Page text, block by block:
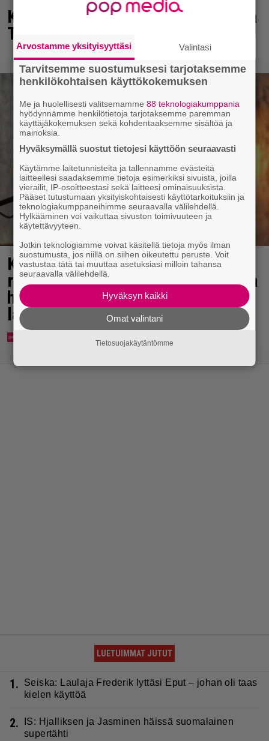
Kaija Koolta ikävä ilmoitus – Juha
Tapio kiirehti apuun
Karita Tykän ja Sami Saikkosen
rakkaus kukoistaa – vähäpukeista
hempeilyä ja leveitä virnistyksiä
laiturilla
LUETUIMMAT JUTUT
1.
Seiska: Laulaja Frederik lyttäsi Eput – johan oli taas
kielen käyttöä
2.
IS: Hjalliksen ja Jasminen häissä suomalainen
supertähti
Arvostamme yksityisyyttäsi Valintasi
Tarvitsemme suostumuksesi tarjotaksemme
henkilökohtaisen käyttökokemuksen
Me ja huolellisesti valitsemamme88 teknologiakumppania
hyödynnämme henkilötietoja tarjotaksemme paremman
käyttäjäkokemuksen sekä kohdentaaksemme sisältöä ja
mainoksia.
Hyväksymällä suostut tietojesi käyttöön seuraavasti
Käytämme laitetunnisteita ja tallennamme evästeitä
laitteellesi saadaksemme tietoja esimerkiksi sivuista, joilla
vierailit, IP-osoitteestasi sekä laitteesi ominaisuuksista.
Pääset tutustumaan yksityiskohtaisesti käyttötarkoituksiin ja
teknologiakumppaneihimme seuraavalla välilehdellä.
Hylkääminen voi vaikuttaa sivuston toimivuuteen ja
käytettävyyteen.
Jotkin teknologiamme voivat käsitellä tietoja myös ilman
suostumusta, jos niillä on siihen oikeutettu peruste. Voit
vastustaa tätä tai muuttaa asetuksiasi milloin tahansa
seuraavalla välilehdellä.
Hyväksyn kaikki
Omat valintani
Tietosuojakäytäntömme